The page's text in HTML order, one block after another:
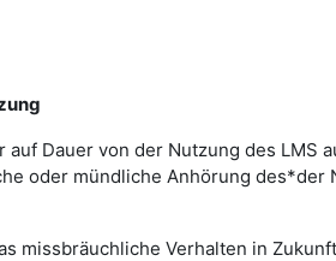
Dauer von der Nutzung des LMS
oder mündliche Anhörung
missbräuchliche Verhalten in